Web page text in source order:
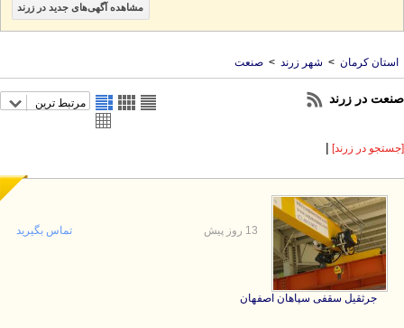
مشاهده آگهی‌های جدید در زرند
استان کرمان > شهر زرند > صنعت
در زرند مرتبط ترین
در زرند] |
جرثقیل سقفی سپاهان اصفهان
13 روز پیش تماس بگیرید